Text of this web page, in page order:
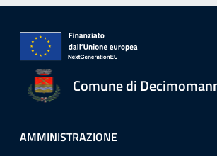
Comune di
AMMINISTRAZIONE